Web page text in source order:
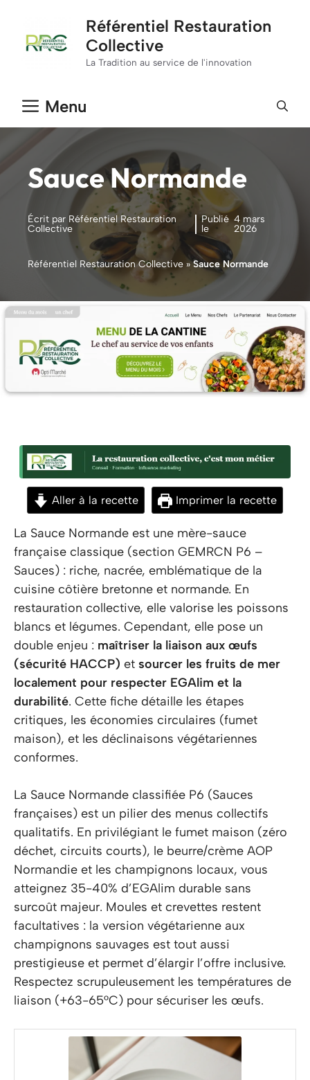
contenu
Référentiel Restauration
Collective
La Tradition au service de l'innovation
Menu
Sauce Normande
Écrit par Référentiel Restauration
Collective
Publié
le
4 mars
2026
Référentiel Restauration Collective »Sauce Normande
Aller à la recette Imprimer la recette
La Sauce Normande est une mère-sauce
française classique (section GEMRCN P6 –
Sauces) : riche, nacrée, emblématique de la
cuisine côtière bretonne et normande. En
restauration collective, elle valorise les poissons
blancs et légumes. Cependant, elle pose un
double enjeu : maîtriser la liaison aux œufs
(sécurité HACCP) et sourcer les fruits de mer
localement pour respecter EGAlim et la
durabilité. Cette fiche détaille les étapes
critiques, les économies circulaires (fumet
maison), et les déclinaisons végétariennes
conformes.
La Sauce Normande classifiée P6 (Sauces
françaises) est un pilier des menus collectifs
qualitatifs. En privilégiant le fumet maison (zéro
déchet, circuits courts), le beurre/crème AOP
Normandie et les champignons locaux, vous
atteignez 35-40% d’EGAlim durable sans
surcoût majeur. Moules et crevettes restent
facultatives : la version végétarienne aux
champignons sauvages est tout aussi
prestigieuse et permet d’élargir l’offre inclusive.
Respectez scrupuleusement les températures de
liaison (+63-65°C) pour sécuriser les œufs.